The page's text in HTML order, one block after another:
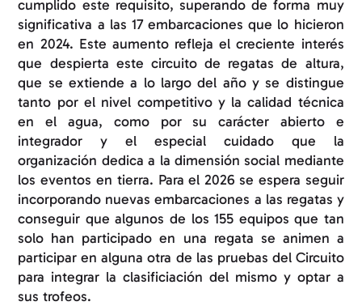
cumplido este requisito, superando de forma muy
significativa a las 17 embarcaciones que lo hicieron
en 2024. Este aumento refleja el creciente interés
que despierta este circuito de regatas de altura,
que se extiende a lo largo del año y se distingue
tanto por el nivel competitivo y la calidad técnica
en el agua, como por su carácter abierto e
integrador y el especial cuidado que la
organización dedica a la dimensión social mediante
los eventos en tierra. Para el 2026 se espera seguir
incorporando nuevas embarcaciones a las regatas y
conseguir que algunos de los 155 equipos que tan
solo han participado en una regata se animen a
participar en alguna otra de las pruebas del Circuito
para integrar la clasificiación del mismo y optar a
sus trofeos.